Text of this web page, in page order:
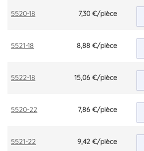
5520-18 7,30 €/pièce
5521-18 8,88 €/pièce
5522-18 15,06 €/pièce
5520-22 7,86 €/pièce
5521-22 9,42 €/pièce